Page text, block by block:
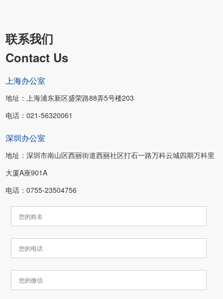
联系我们
Contact Us
上海办公室
地址：上海浦东新区盛荣路88弄5号楼203
电话：021-56320061
深圳办公室
地址：深圳市南山区西丽街道西丽社区打石一路万科云城四期万科里
大厦A座901A
电话：0755-23504756